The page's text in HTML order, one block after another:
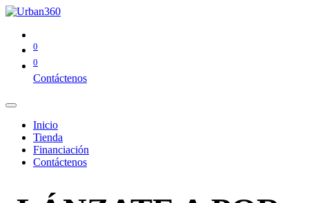
0
0
Contáctenos
Inicio
Tienda
Financiación
Contáctenos